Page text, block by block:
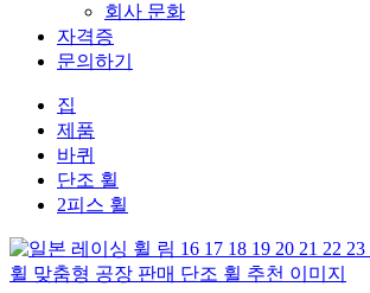
회사 문화
자격증
문의하기
집
제품
바퀴
단조 휠
2피스 휠